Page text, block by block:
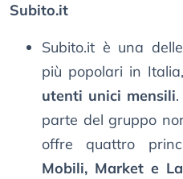
Subito.it
Subito.it è una
più popolari in
utenti unici mensili
parte del gruppo
offre quattro
Mobili, Market e